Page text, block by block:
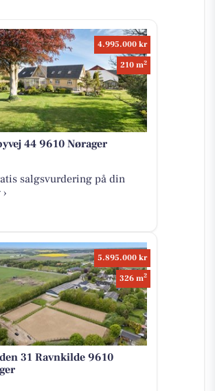
4.995.000 kr
210 m2
44 9610 Nørager
salgsvurdering på din
5.895.000 kr
326 m2
31 Ravnkilde 9610